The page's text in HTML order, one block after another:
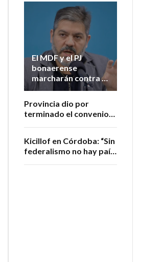
El MDF y el PJ
bonaerense
marcharán contra la
extranjerización de
Provincia dio por
terminado el convenio
subsidios al transporte
Kicillof en Córdoba: “Sin
federalismo no hay país,